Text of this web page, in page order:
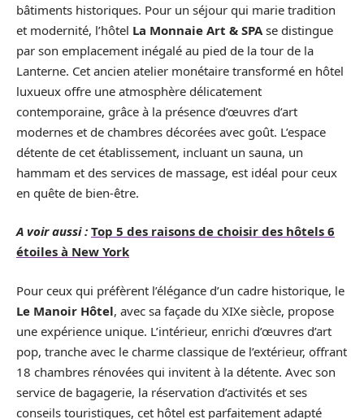
bâtiments historiques. Pour un séjour qui marie tradition
et modernité, l’hôtel La Monnaie Art & SPA se distingue
par son emplacement inégalé au pied de la tour de la
Lanterne. Cet ancien atelier monétaire transformé en hôtel
luxueux offre une atmosphère délicatement
contemporaine, grâce à la présence d’œuvres d’art
modernes et de chambres décorées avec goût. L’espace
détente de cet établissement, incluant un sauna, un
hammam et des services de massage, est idéal pour ceux
en quête de bien-être.
A voir aussi : Top 5 des raisons de choisir des hôtels 6
étoiles à New York
Pour ceux qui préfèrent l’élégance d’un cadre historique, le
Le Manoir Hôtel, avec sa façade du XIXe siècle, propose
une expérience unique. L’intérieur, enrichi d’œuvres d’art
pop, tranche avec le charme classique de l’extérieur, offrant
18 chambres rénovées qui invitent à la détente. Avec son
service de bagagerie, la réservation d’activités et ses
conseils touristiques, cet hôtel est parfaitement adapté